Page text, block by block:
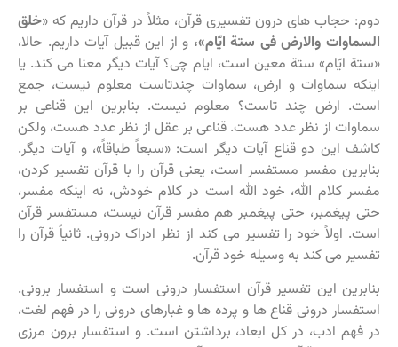
دوم: حجاب های درون تفسیری قرآن، مثلاً در قرآن داریم که «خلق
السماوات والارض فی ستة ایّام»، و از این قبیل آیات داریم. حالا،
«ستة ایّام» ستة معین است، ایام چی؟ آیات دیگر معنا می کند. یا
اینکه سماوات و ارض، سماوات چندتاست معلوم نیست، جمع
است. ارض چند تاست؟ معلوم نیست. بنابرین این قناعی بر
سماوات از نظر عدد هست. قناعی بر عقل از نظر عدد هست، ولکن
کاشف این دو قناع آیات دیگر است: «سبعاً طباقاً»، و آیات دیگر.
بنابرین مفسر مستفسر است، یعنی قرآن را با قرآن تفسیر کردن،
مفسر کلام الله، خود الله است در کلام خودش، نه اینکه مفسر،
حتی پیغمبر، حتی پیغمبر هم مفسر قرآن نیست، مستفسر قرآن
است. اولاً خود را تفسیر می کند از نظر ادراک درونی. ثانیاً قرآن را
تفسیر می کند به وسیله خود قرآن.
بنابرین این تفسیر قرآن استفسار درونی است و استفسار برونی.
استفسار درونی قناع ها و پرده ها و غبارهای درونی را در فهم لغت،
در فهم ادب، در کل ابعاد، برداشتن است. و استفسار برون مرزی